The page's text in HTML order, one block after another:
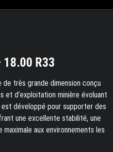
18.00 R33
de très grande dimension conçu
et d’exploitation minière évoluant
développé pour supporter des
une excellente stabilité, une
aux environnements les